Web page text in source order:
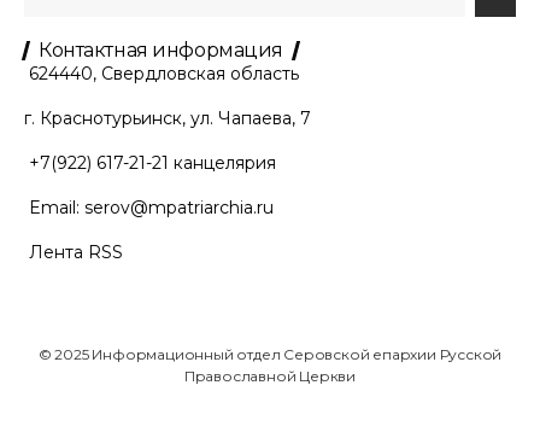
Контактная информация
624440, Свердловская область
г. Краснотурьинск, ул. Чапаева, 7
+7(922) 617-21-21 канцелярия
Email: serov@mpatriarchia.ru
Лента RSS
© 2025 Информационный отдел Серовской епархии Русской
Православной Церкви